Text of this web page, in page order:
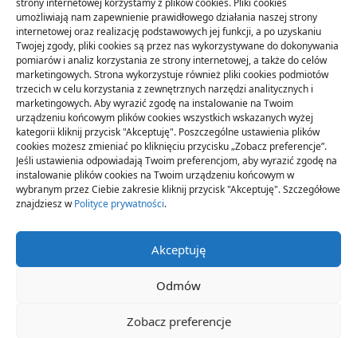
strony internetowej korzystamy z plików cookies. Pliki cookies
umożliwiają nam zapewnienie prawidłowego działania naszej strony
internetowej oraz realizację podstawowych jej funkcji, a po uzyskaniu
Twojej zgody, pliki cookies są przez nas wykorzystywane do dokonywania
pomiarów i analiz korzystania ze strony internetowej, a także do celów
marketingowych. Strona wykorzystuje również pliki cookies podmiotów
trzecich w celu korzystania z zewnętrznych narzędzi analitycznych i
marketingowych. Aby wyrazić zgodę na instalowanie na Twoim
urządzeniu końcowym plików cookies wszystkich wskazanych wyżej
kategorii kliknij przycisk "Akceptuję". Poszczególne ustawienia plików
cookies możesz zmieniać po kliknięciu przycisku „Zobacz preferencje”.
Jeśli ustawienia odpowiadają Twoim preferencjom, aby wyrazić zgodę na
instalowanie plików cookies na Twoim urządzeniu końcowym w
wybranym przez Ciebie zakresie kliknij przycisk "Akceptuję". Szczegółowe
znajdziesz wPolityce prywatności.
Akceptuję
Odmów
Zobacz preferencje
Budownictwo(56)
Dom(71)
Ogród(16)
Przemysł (89)